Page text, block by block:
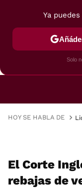
HOY SE HABLA DE
El Corte
rebajas de
Ya
Solo